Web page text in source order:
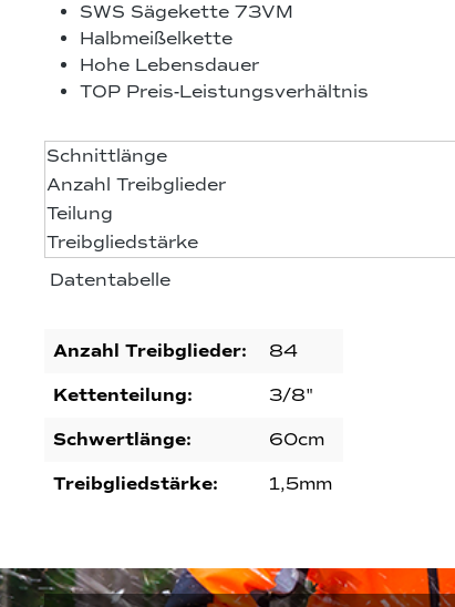
SWS Sägekette 73VM
Halbmeißelkette
Hohe Lebensdauer
TOP Preis-Leistungsverhältnis
Datentabelle
Schnittlänge
Anzahl Treibglieder
Teilung
Treibgliedstärke
Anzahl Treibglieder:
84
Kettenteilung:
3/8"
Schwertlänge:
60cm
Treibgliedstärke:
1,5mm